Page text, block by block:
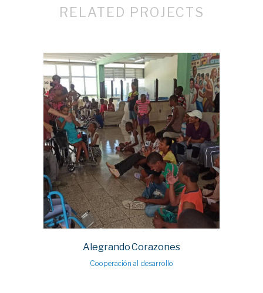
RELATED PROJECTS
Alegrando Corazones
Cooperación al desarrollo